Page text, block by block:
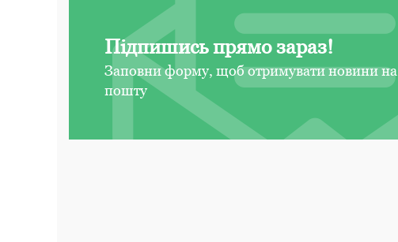
Підпишись прямо зараз!
Заповни форму, щоб отримувати новини на
пошту